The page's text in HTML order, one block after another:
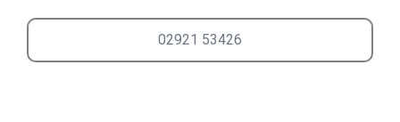
02921 53426